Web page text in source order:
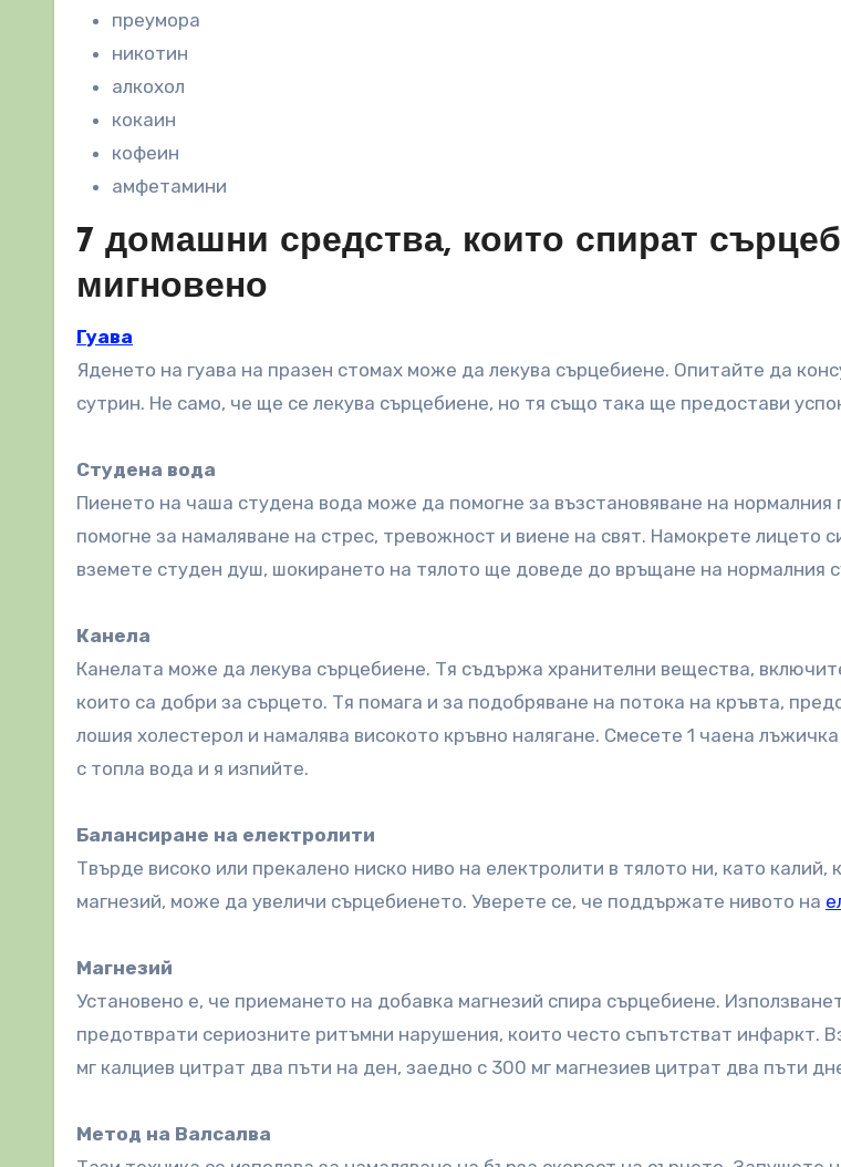
преумора
никотин
алкохол
кокаин
кофеин
амфетамини
7 домашни средства, които спират
мигновено
Гуава
Яденето на гуава на празен стомах може да лекува сърцебиене. Опитайте да
сутрин. Не само, че ще се лекува сърцебиене, но тя също така ще предостави
Студена вода
Пиенето на чаша студена вода може да помогне за възстановяване на нормалния
помогне за намаляване на стрес, тревожност и виене на свят. Намокрете лицето
вземете студен душ, шокирането на тялото ще доведе до връщане на нормалния
Канела
Канелата може да лекува сърцебиене. Тя съдържа хранителни вещества,
които са добри за сърцето. Тя помага и за подобряване на потока на кръвта,
лошия холестерол и намалява високото кръвно налягане. Смесете 1 чаена
с топла вода и я изпийте.
Балансиране на електролити
Твърде високо или прекалено ниско ниво на електролити в тялото ни, като калий,
магнезий, може да увеличи сърцебиенето. Уверете се, че поддържате нивото на
Магнезий
Установено е, че приемането на добавка магнезий спира сърцебиене.
предотврати сериозните ритъмни нарушения, които често съпътстват инфаркт.
мг калциев цитрат два пъти на ден, заедно с 300 мг магнезиев цитрат два пъти
Метод на Валсалва